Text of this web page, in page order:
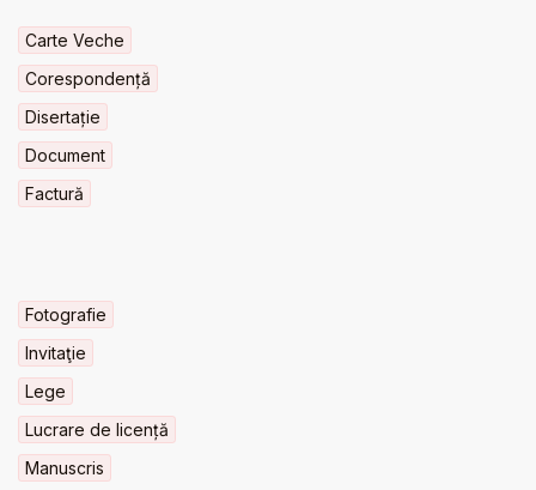
Carte Veche
Corespondență
Disertație
Document
Factură
Fotografie
Invitaţie
Lege
Lucrare de licență
Manuscris